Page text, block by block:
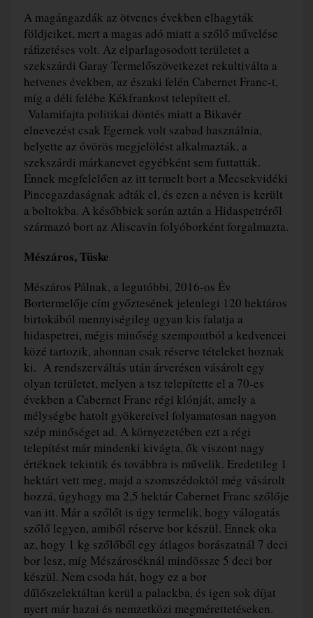
A magángazdák az ötvenes években elhagyták
földjeiket, mert a magas adó miatt a szőlő művelése
ráfizetéses volt. Az elparlagosodott területet a
szekszárdi Garay Termelőszövetkezet rekultiválta a
hetvenes években, az északi felén Cabernet Franc-t,
míg a déli felébe Kékfrankost telepített el.
Valamifajta politikai döntés miatt a Bikavér
elnevezést csak Egernek volt szabad használnia,
helyette az óvörös megjelölést alkalmazták, a
szekszárdi márkanevet egyébként sem futtatták.
Ennek megfelelően az itt termelt bort a Mecsekvidéki
Pincegazdaságnak adták el, és ezen a néven is került
a boltokba. A későbbiek során aztán a Hidaspetréről
származó bort az Aliscavin folyóborként forgalmazta.
Mészáros, Tüske
Mészáros Pálnak, a legutóbbi, 2016-os Év
Bortermelője cím győztesének jelenlegi 120 hektáros
birtokából mennyiségileg ugyan kis falatja a
hidaspetrei, mégis minőség szempontból a kedvencei
közé tartozik, ahonnan csak réserve tételeket hoznak
ki. A rendszerváltás után árverésen vásárolt egy
olyan területet, melyen a tsz telepítette el a 70-es
években a Cabernet Franc régi klónját, amely a
mélységbe hatolt gyökereivel folyamatosan nagyon
szép minőséget ad. A környezetében ezt a régi
telepítést már mindenki kivágta, ők viszont nagy
értéknek tekintik és továbbra is művelik. Eredetileg 1
hektárt vett meg, majd a szomszédoktól még vásárolt
hozzá, úgyhogy ma 2,5 hektár Cabernet Franc szőlője
van itt. Már a szőlőt is úgy termelik, hogy válogatás
szőlő legyen, amiből réserve bor készül. Ennek oka
az, hogy 1 kg szőlőből egy átlagos borászatnál 7 deci
bor lesz, míg Mészároséknál mindössze 5 deci bor
készül. Nem csoda hát, hogy ez a bor
dűlőszelektáltan kerül a palackba, és igen sok díjat
nyert már hazai és nemzetközi megmérettetéseken.